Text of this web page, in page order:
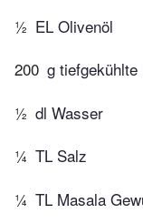
½ EL Olivenöl
200 g
½ dl Wasser
¼ TL Salz
¼ TL Masala